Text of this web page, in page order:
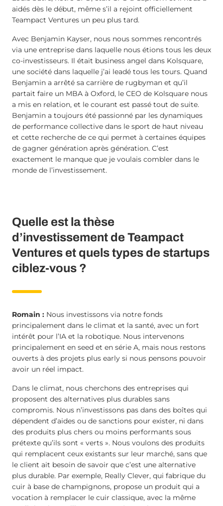
aidés dès le début, même s’il a rejoint officiellement
Teampact Ventures un peu plus tard.
Avec Benjamin Kayser, nous nous sommes rencontrés
via une entreprise dans laquelle nous étions tous les deux
co-investisseurs. Il était business angel dans Kolsquare,
une société dans laquelle j’ai leadé tous les tours. Quand
Benjamin a arrêté sa carrière de rugbyman et qu’il
partait faire un MBA à Oxford, le CEO de Kolsquare nous
a mis en relation, et le courant est passé tout de suite.
Benjamin a toujours été passionné par les dynamiques
de performance collective dans le sport de haut niveau
et cette recherche de ce qui permet à certaines équipes
de gagner génération après génération. C’est
exactement le manque que je voulais combler dans le
monde de l’investissement.
Quelle est la thèse
d’investissement de Teampact
Ventures et quels types de startups
ciblez-vous ?
Romain : Nous investissons via notre fonds
principalement dans le climat et la santé, avec un fort
intérêt pour l’IA et la robotique. Nous intervenons
principalement en seed et en série A, mais nous restons
ouverts à des projets plus early si nous pensons pouvoir
avoir un réel impact.
Dans le climat, nous cherchons des entreprises qui
proposent des alternatives plus durables sans
compromis. Nous n’investissons pas dans des boîtes qui
dépendent d’aides ou de sanctions pour exister, ni dans
des produits plus chers ou moins performants sous
prétexte qu’ils sont « verts ». Nous voulons des produits
qui remplacent ceux existants sur leur marché, sans que
le client ait besoin de savoir que c’est une alternative
plus durable. Par exemple, Really Clever, qui fabrique du
cuir à base de champignons, propose un produit qui a
vocation à remplacer le cuir classique, avec la même